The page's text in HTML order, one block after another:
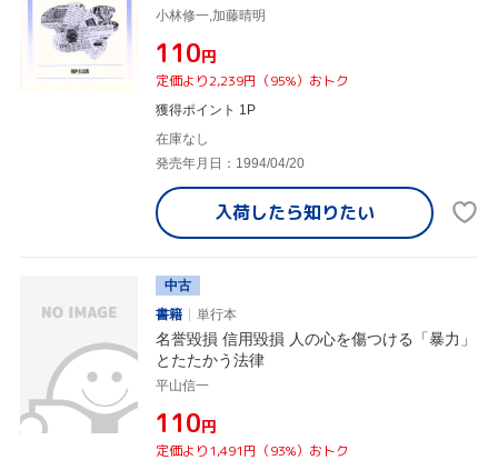
小林修一,加藤晴明
¥110円
定価より2,239円（95%）おトク
獲得ポイント 1P
在庫なし
発売年月日：1994/04/20
入荷したら知りたい
中古
書籍
単行本
名誉毀損 信用毀損 人の心を傷つける「暴力」
とたたかう法律
平山信一
¥110円
定価より1,491円（93%）おトク